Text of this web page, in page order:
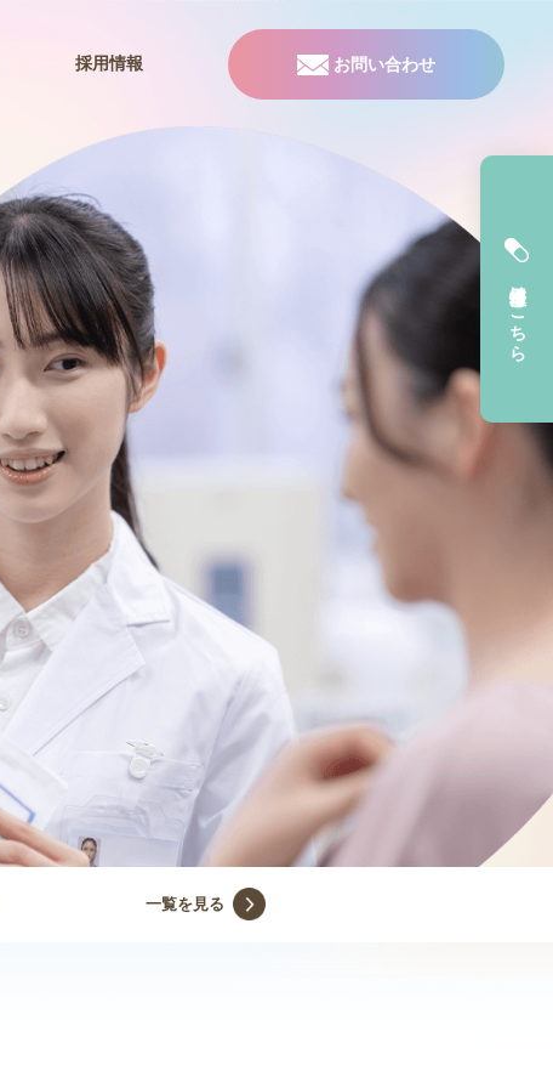
採用情報 お問い合わせ
採用情報はこちら
一覧を見る